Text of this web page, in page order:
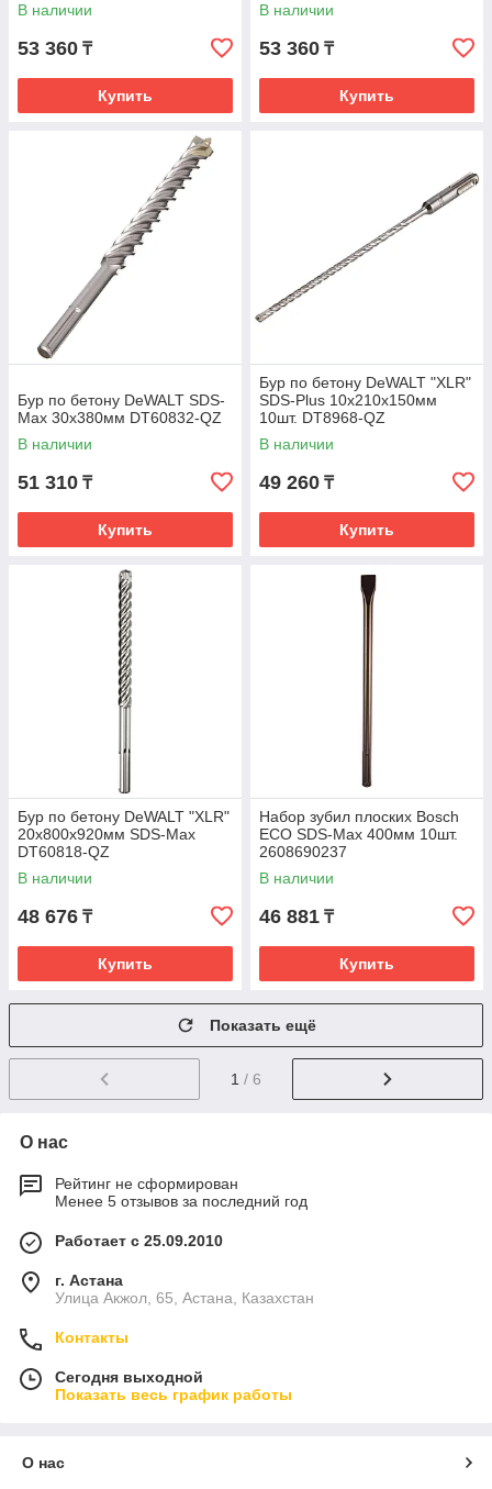
В наличии
53 360 ₸
Купить
В наличии
53 360 ₸
Купить
Бур по бетону DeWALT SDS-
Max 30х380мм DT60832-QZ
В наличии
51 310 ₸
Купить
Бур по бетону DeWALT "XLR"
SDS-Plus 10x210x150мм
10шт. DT8968-QZ
В наличии
49 260 ₸
Купить
Бур по бетону DeWALT "XLR"
20х800х920мм SDS-Max
DT60818-QZ
В наличии
48 676 ₸
Купить
Набор зубил плоских Bosch
ECO SDS-Max 400мм 10шт.
2608690237
В наличии
46 881 ₸
Купить
Показать ещё
1 / 6
О нас
Рейтинг не сформирован
Менее 5 отзывов за последний год
Работает с 25.09.2010
г. Астана
Улица Акжол, 65, Астана, Казахстан
Контакты
Сегодня выходной
Показать весь график работы
О нас